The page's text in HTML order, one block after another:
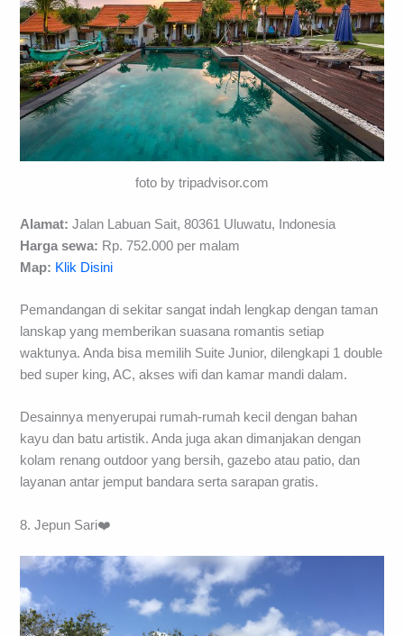
foto by tripadvisor.com
Alamat: Jalan Labuan Sait, 80361 Uluwatu, Indonesia
Harga sewa: Rp. 752.000 per malam
Map: Klik Disini
Pemandangan di sekitar sangat indah lengkap dengan taman
lanskap yang memberikan suasana romantis setiap
waktunya. Anda bisa memilih Suite Junior, dilengkapi 1 double
bed super king, AC, akses wifi dan kamar mandi dalam.
Desainnya menyerupai rumah-rumah kecil dengan bahan
kayu dan batu artistik. Anda juga akan dimanjakan dengan
kolam renang outdoor yang bersih, gazebo atau patio, dan
layanan antar jemput bandara serta sarapan gratis.
8. Jepun Sari❤️